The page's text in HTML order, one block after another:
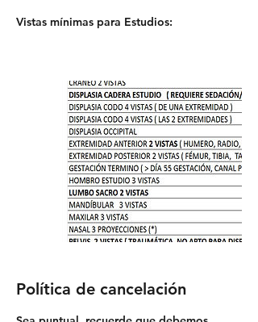
Vistas mínimas para Estudios:
Política de cancelación